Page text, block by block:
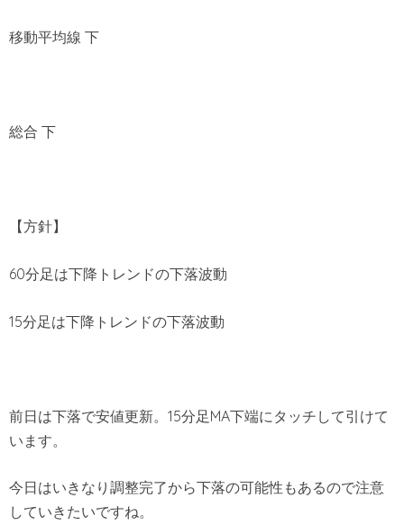
移動平均線 下
総合 下
【方針】
60分足は下降トレンドの下落波動
15分足は下降トレンドの下落波動
前日は下落で安値更新。15分足MA下端にタッチして引けて
います。
今日はいきなり調整完了から下落の可能性もあるので注意
していきたいですね。